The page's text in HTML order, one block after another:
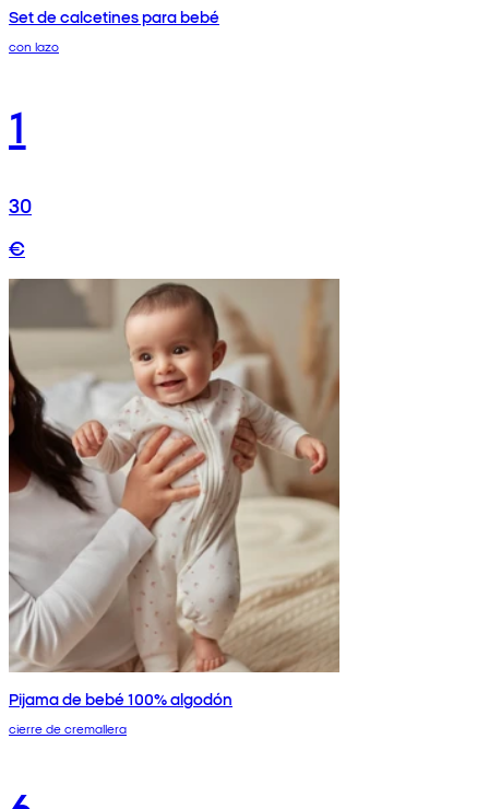
Set de calcetines para bebé
con lazo
1
30
€
Pijama de bebé 100% algodón
cierre de cremallera